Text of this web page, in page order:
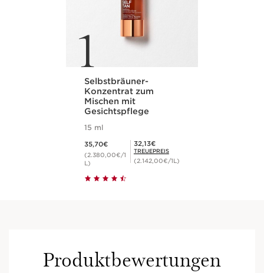
1
Selbstbräuner-
Konzentrat zum
Mischen mit
Gesichtspflege
15 ml
35,70€
(2.380,00€/1
L)
Mitgliederpreis 32,13€
32,13€
TREUEPREIS
(2.142,00€/1L)
Produktbewertungen